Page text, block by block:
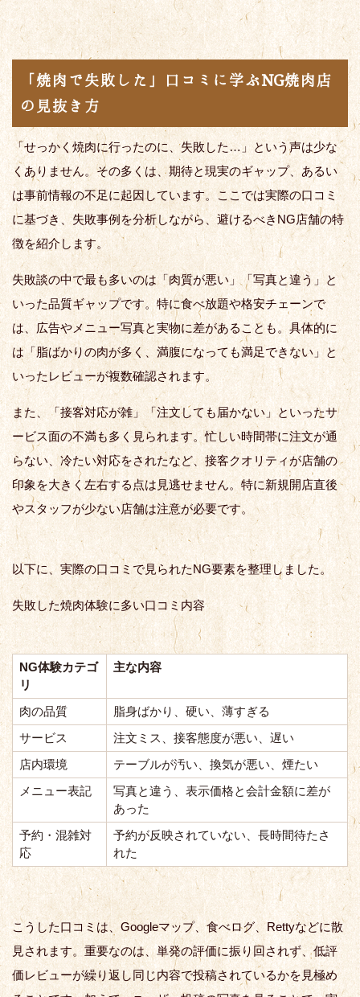
「焼肉で失敗した」口コミに学ぶNG焼肉店
の見抜き方
「せっかく焼肉に行ったのに、失敗した…」という声は少な
くありません。その多くは、期待と現実のギャップ、あるい
は事前情報の不足に起因しています。ここでは実際の口コミ
に基づき、失敗事例を分析しながら、避けるべきNG店舗の特
徴を紹介します。
失敗談の中で最も多いのは「肉質が悪い」「写真と違う」と
いった品質ギャップです。特に食べ放題や格安チェーンで
は、広告やメニュー写真と実物に差があることも。具体的に
は「脂ばかりの肉が多く、満腹になっても満足できない」と
いったレビューが複数確認されます。
また、「接客対応が雑」「注文しても届かない」といったサ
ービス面の不満も多く見られます。忙しい時間帯に注文が通
らない、冷たい対応をされたなど、接客クオリティが店舗の
印象を大きく左右する点は見逃せません。特に新規開店直後
やスタッフが少ない店舗は注意が必要です。
以下に、実際の口コミで見られたNG要素を整理しました。
失敗した焼肉体験に多い口コミ内容
NG体験カテゴ
リ
主な内容
肉の品質
脂身ばかり、硬い、薄すぎる
サービス
注文ミス、接客態度が悪い、遅い
店内環境
テーブルが汚い、換気が悪い、煙たい
メニュー表記
写真と違う、表示価格と会計金額に差が
あった
予約・混雑対
応
予約が反映されていない、長時間待たさ
れた
こうした口コミは、Googleマップ、食べログ、Rettyなどに散
見されます。重要なのは、単発の評価に振り回されず、低評
価レビューが繰り返し同じ内容で投稿されているかを見極め